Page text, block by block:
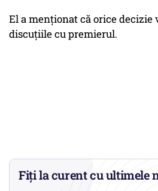
El a menţionat că orice decizie
discuţiile cu premierul.
Fiți la curent cu ultimele